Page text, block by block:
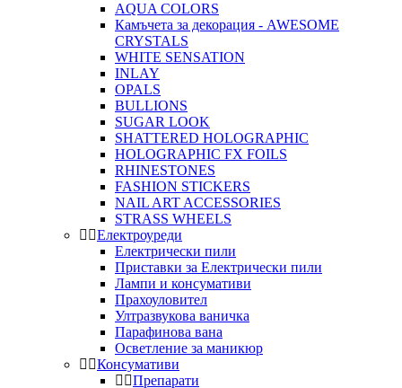
AQUA COLORS
Камъчета за декорация - AWESOME
CRYSTALS
WHITE SENSATION
INLAY
OPALS
BULLIONS
SUGAR LOOK
SHATTERED HOLOGRAPHIC
HOLOGRAPHIC FX FOILS
RHINESTONES
FASHION STICKERS
NAIL ART ACCESSORIES
STRASS WHEELS
Електроуреди
Електрически пили
Приставки за Електрически пили
Лампи и консумативи
Прахоуловител
Ултразвукова ваничка
Парафинова вана
Осветление за маникюр
Консумативи
Препарати